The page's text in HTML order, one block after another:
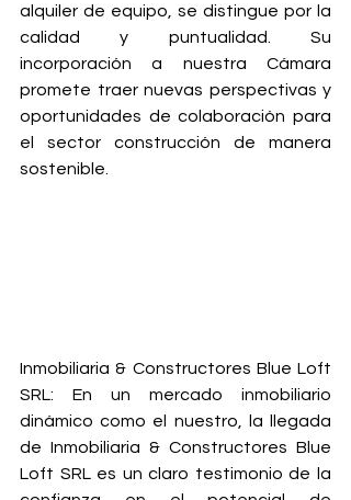
alquiler de equipo, se distingue por la
calidad y puntualidad. Su
incorporación a nuestra Cámara
promete traer nuevas perspectivas y
oportunidades de colaboración para
el sector construcción de manera
sostenible.
Inmobiliaria & Constructores Blue Loft
SRL: En un mercado inmobiliario
dinámico como el nuestro, la llegada
de Inmobiliaria & Constructores Blue
Loft SRL es un claro testimonio de la